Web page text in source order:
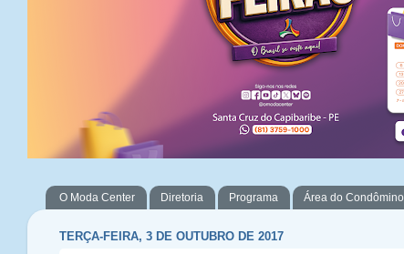
O Moda Center Diretoria Programa Área do Condômino
TERÇA-FEIRA, 3 DE OUTUBRO DE 2017